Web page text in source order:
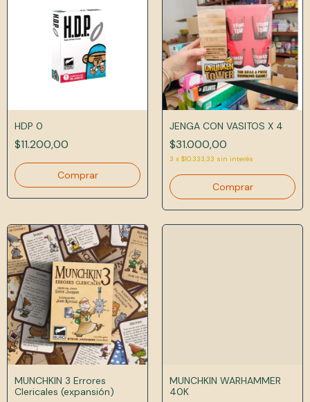
HDP 0
$11.200,00
JENGA CON VASITOS X 4
$31.000,00
3 x $10.333,33 sin interés
MUNCHKIN 3 Errores
Clericales (expansión)
MUNCHKIN WARHAMMER
40K